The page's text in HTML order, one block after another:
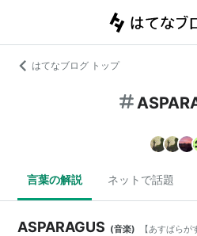
はてなブログ トップ
言葉の解説 ネットで話題
ASPARAGUS (音楽) 【あすぱらが